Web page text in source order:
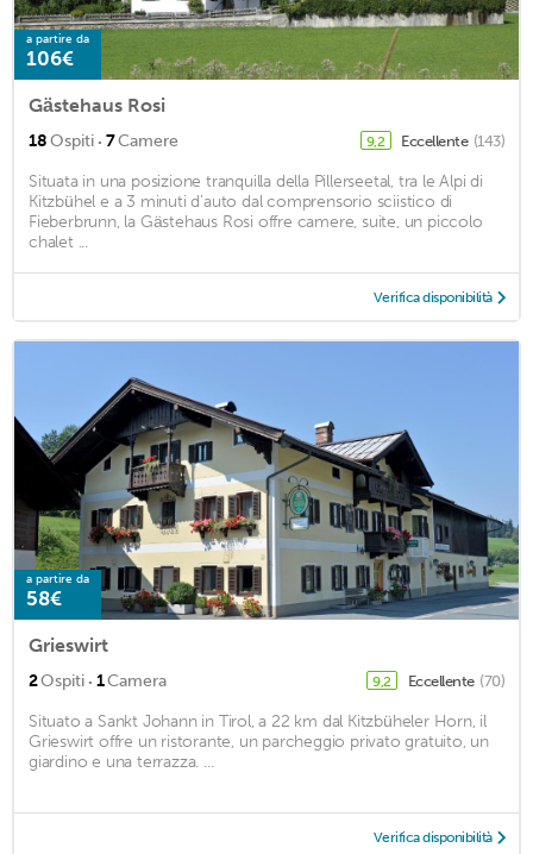
a partire da
106€
Gästehaus Rosi
18Ospiti · 7Camere 9,2 Eccellente (143)
Situata in una posizione tranquilla della Pillerseetal, tra le Alpi di
Kitzbühel e a 3 minuti d'auto dal comprensorio sciistico di
Fieberbrunn, la Gästehaus Rosi offre camere, suite, un piccolo
chalet ...
Verifica disponibilità
a partire da
58€
Grieswirt
2Ospiti · 1Camera 9,2 Eccellente (70)
Situato a Sankt Johann in Tirol, a 22 km dal Kitzbüheler Horn, il
Grieswirt offre un ristorante, un parcheggio privato gratuito, un
giardino e una terrazza. ...
Verifica disponibilità